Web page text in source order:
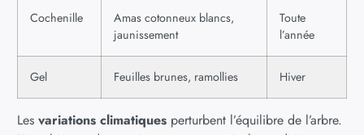
Cochenille
Amas cotonneux blancs,
jaunissement
Toute
l’année
Gel Feuilles brunes, ramollies Hiver
Les variations climatiques perturbent l’équilibre de l’arbre.